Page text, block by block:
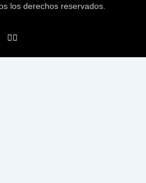
los derechos reservados.